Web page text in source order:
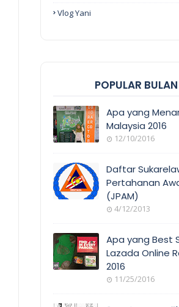
Vlog Yani
POPULAR
COVERAGE
Apa yang
Malaysia 2016
12/10/2016
Daftar
Pertahanan
(JPAM)
4/12/2013
Apa yang Best
Lazada Online
2016
11/25/2016